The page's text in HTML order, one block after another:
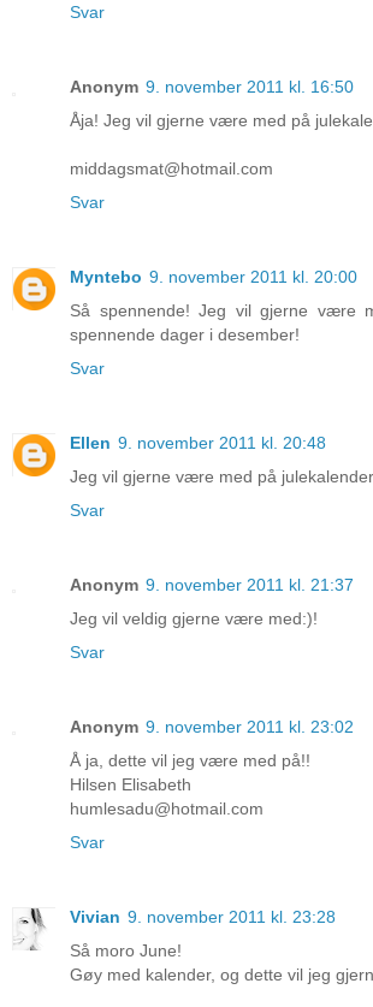
Svar
Anonym 9. november 2011 kl. 16:50
Åja! Jeg vil gjerne være med på
middagsmat@hotmail.com
Svar
Myntebo 9. november 2011 kl. 20:00
Så spennende! Jeg vil gjerne være
spennende dager i desember!
Svar
Ellen 9. november 2011 kl. 20:48
Jeg vil gjerne være med på
Svar
Anonym 9. november 2011 kl. 21:37
Jeg vil veldig gjerne være med:)!
Svar
Anonym 9. november 2011 kl. 23:02
Å ja, dette vil jeg være med på!!
Hilsen Elisabeth
humlesadu@hotmail.com
Svar
Vivian 9. november 2011 kl. 23:28
Så moro June!
Gøy med kalender, og dette vil jeg